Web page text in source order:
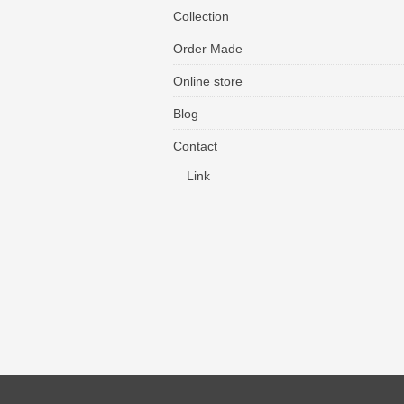
Collection
Order Made
Online store
Blog
Contact
Link